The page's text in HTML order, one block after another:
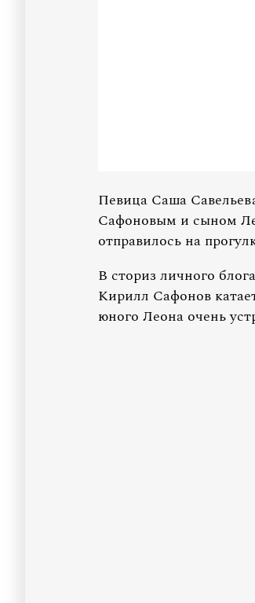
Певица Саша
Сафоновым и сыном
отправилось на
В сториз личного
Кирилл Сафонов
юного Леона очень